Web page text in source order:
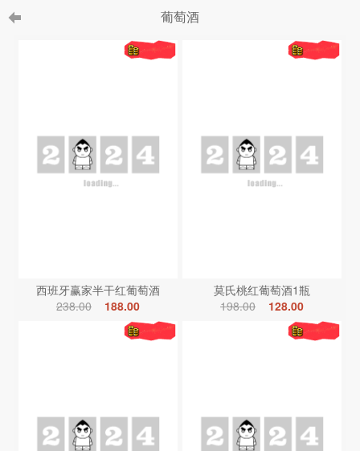
葡萄酒
西班牙赢家半干红葡萄酒
238.00
188.00
莫氏桃红葡萄酒1瓶
198.00
128.00